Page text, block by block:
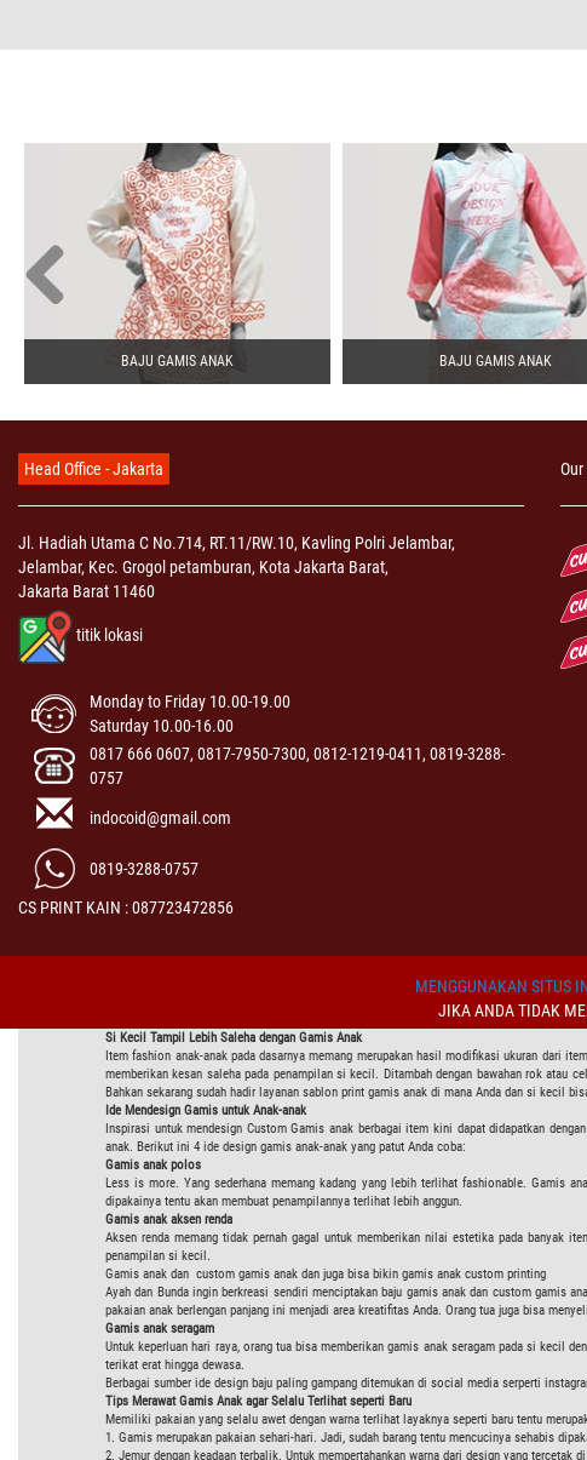
BAJU GAMIS ANAK BAJU GAMIS ANAK
Head Office - Jakarta
Jl. Hadiah Utama C No.714, RT.11/RW.10, Kavling Polri Jelambar,
Jelambar, Kec. Grogol petamburan, Kota Jakarta Barat,
Jakarta Barat 11460
titik lokasi
Monday to Friday 10.00-19.00
Saturday 10.00-16.00
0817 666 0607, 0817-7950-7300, 0812-1219-0411, 0819-3288-
0757
indocoid@gmail.com
0819-3288-0757
CS PRINT KAIN : 087723472856
MENGGUNAKAN SITUS
JIKA ANDA TIDAK
Si Kecil Tampil Lebih Saleha dengan Gamis Anak
Item fashion anak-anak pada dasarnya memang merupakan hasil modifikasi ukuran dari
memberikan kesan saleha pada penampilan si kecil. Ditambah dengan bawahan rok atau
Bahkan sekarang sudah hadir layanan sablon print gamis anak di mana Anda dan si kecil
Ide Mendesign Gamis untuk Anak-anak
Inspirasi untuk mendesign Custom Gamis anak berbagai item kini dapat didapatkan
anak. Berikut ini 4 ide design gamis anak-anak yang patut Anda coba:
Gamis anak polos
Less is more. Yang sederhana memang kadang yang lebih terlihat fashionable. Gamis
dipakainya tentu akan membuat penampilannya terlihat lebih anggun.
Gamis anak aksen renda
Aksen renda memang tidak pernah gagal untuk memberikan nilai estetika pada banyak
penampilan si kecil.
Gamis anak dan custom gamis anak dan juga bisa bikin gamis anak custom printing
Ayah dan Bunda ingin berkreasi sendiri menciptakan baju gamis anak dan custom gamis
pakaian anak berlengan panjang ini menjadi area kreatifitas Anda. Orang tua juga bisa
Gamis anak seragam
Untuk keperluan hari raya, orang tua bisa memberikan gamis anak seragam pada si kecil
terikat erat hingga dewasa.
Berbagai sumber ide design baju paling gampang ditemukan di social media serperti
Tips Merawat Gamis Anak agar Selalu Terlihat seperti Baru
Memiliki pakaian yang selalu awet dengan warna terlihat layaknya seperti baru tentu
1. Gamis merupakan pakaian sehari-hari. Jadi, sudah barang tentu mencucinya sehabis
2. Jemur dengan keadaan terbalik. Untuk mempertahankan warna dari design yang